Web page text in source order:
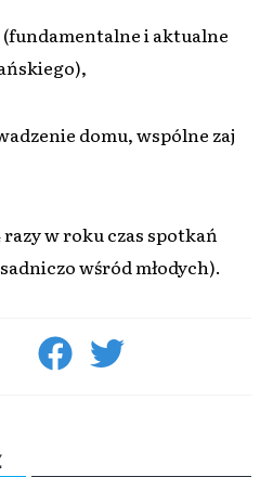
i aktualne
domu, wspólne zaj
w roku czas spotkań
wśród młodych).